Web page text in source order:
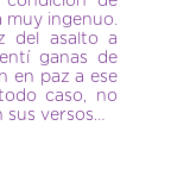
muy ingenuo.
del asalto a
ganas de
en paz a ese
caso, no
versos…